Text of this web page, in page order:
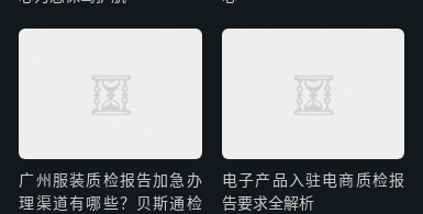
广州服装质检报告加急办
理渠道有哪些？贝斯通检
电子产品入驻电商质检报
告要求全解析